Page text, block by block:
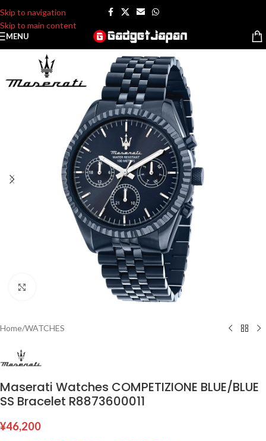
Skip to navigation
Skip to main content
MENU
Home/WATCHES
Maserati Watches COMPETIZIONE BLUE/BLUE
SS Bracelet R8873600011
¥46,200